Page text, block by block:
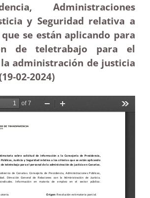
Administraciones
y Seguridad relativa a
se están aplicando para
de teletrabajo para el
administración de justicia
02-2024)